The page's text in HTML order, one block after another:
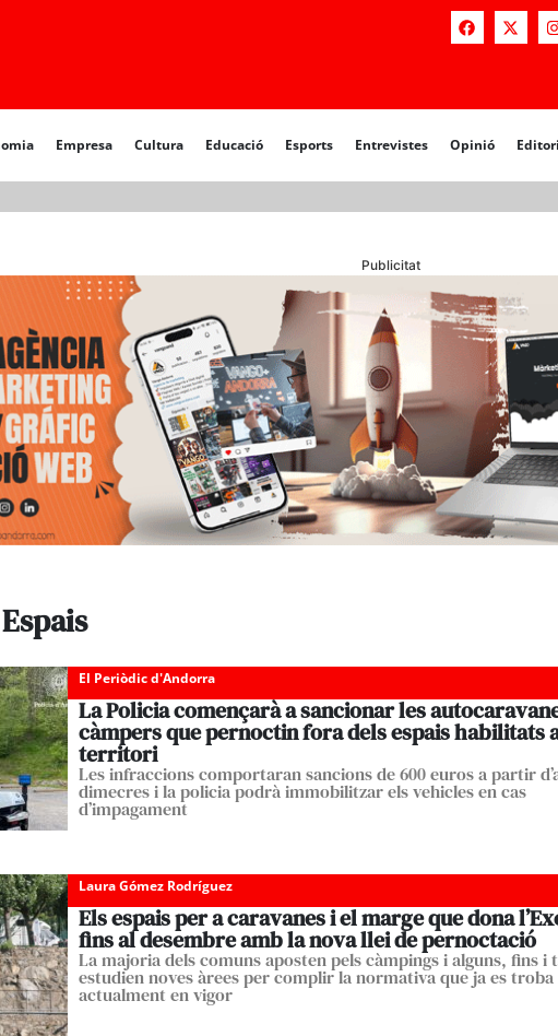
Empresa Cultura Educació Esports Entrevistes Opinió
Opinió Editorial
Publicitat
El Periòdic d'Andorra
La Policia començarà a sancionar les
càmpers que pernoctin fora dels espais habilitats
territori
Les infraccions comportaran sancions de 600 euros a partir
dimecres i la policia podrà immobilitzar els vehicles en cas
d’impagament
Laura Gómez Rodríguez
Els espais per a caravanes i el marge que dona
fins al desembre amb la nova llei de pernoctació
La majoria dels comuns aposten pels càmpings i alguns, fins i
estudien noves àrees per complir la normativa que ja es troba
actualment en vigor